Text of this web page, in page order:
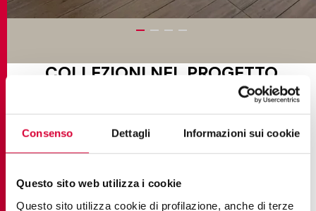
Consenso Dettagli Informazioni sui cookie
Questo sito web utilizza i cookie
Questo sito utilizza cookie di profilazione, anche di terze
COLLEZIONI NEL PROGETTO